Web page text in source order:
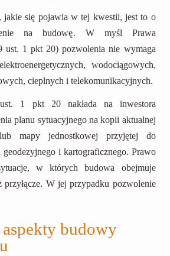
jakie się pojawia w tej kwestii, jest to o
na budowę. W myśl Prawa
ust. 1 pkt 20) pozwolenia nie wymaga
wodociągowych,
cieplnych i telekomunikacyjnych.
1 pkt 20 nakłada na inwestora
planu sytuacyjnego na kopii aktualnej
mapy jednostkowej przyjętej do
geodezyjnego i kartograficznego. Prawo
w których budowa obejmuje
przyłącze. W jej przypadku pozwolenie
budowy